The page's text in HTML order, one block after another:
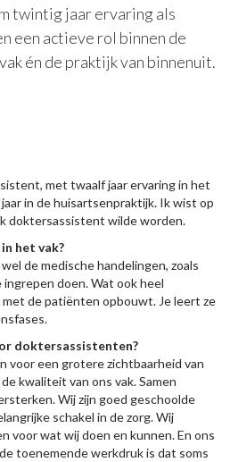
twintig jaar ervaring als
een actieve rol binnen de
én de praktijk van binnenuit.
met twaalf jaar ervaring in het
in de huisartsenpraktijk. Ik wist op
doktersassistent wilde worden.
het vak?
de medische handelingen, zoals
doen. Wat ook heel
met de patiënten opbouwt. Je leert ze
doktersassistenten?
voor een grotere zichtbaarheid van
kwaliteit van ons vak. Samen
Wij zijn goed geschoolde
schakel in de zorg. Wij
voor wat wij doen en kunnen. En ons
toenemende werkdruk is dat soms